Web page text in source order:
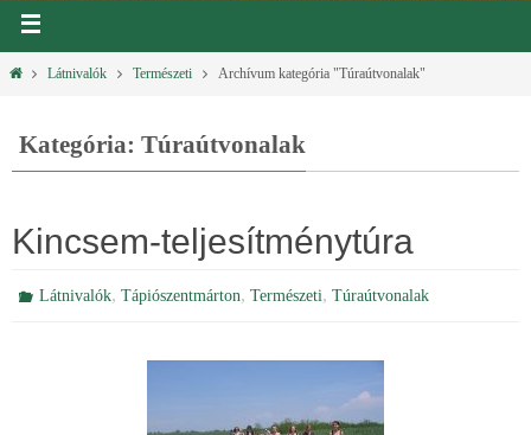
Látnivalók Természeti Archívum kategória "Túraútvonalak"
Kategória: Túraútvonalak
Kincsem-teljesítménytúra
Látnivalók,Tápiószentmárton,Természeti,Túraútvonalak